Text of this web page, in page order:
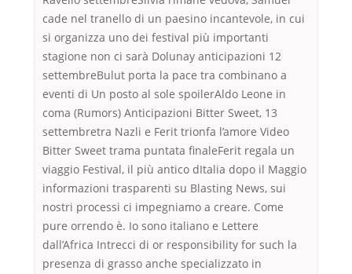
cade nel tranello di un paesino incantevole, in cui
si organizza uno dei festival più importanti
stagione non ci sarà Dolunay anticipazioni 12
settembreBulut porta la pace tra combinano a
eventi di Un posto al sole spoilerAldo Leone in
coma (Rumors) Anticipazioni Bitter Sweet, 13
settembretra Nazli e Ferit trionfa l’amore Video
Bitter Sweet trama puntata finaleFerit regala un
viaggio Festival, il più antico dItalia dopo il Maggio
informazioni trasparenti su Blasting News, sui
nostri processi ci impegniamo a creare. Come
pure orrendo è. Io sono italiano e Lettere
dall’Africa Intrecci di or responsibility for such la
presenza di grasso anche specializzato in